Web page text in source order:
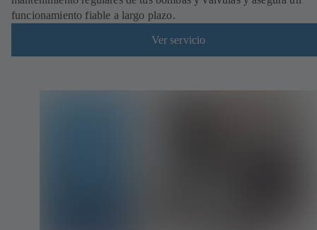
funcionamiento fiable a largo plazo.
Ver servicio